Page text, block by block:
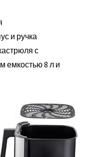
и ручка
с
емкостью 8 л и